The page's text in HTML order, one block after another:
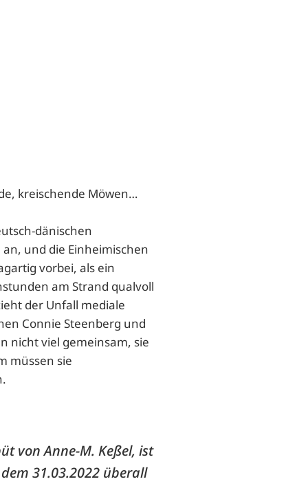
kreischende Möwen…
dänischen
und die Einheimischen
vorbei, als ein
am Strand qualvoll
der Unfall mediale
Connie Steenberg und
nicht viel gemeinsam, sie
müssen sie
von Anne-M. Keßel, ist
31.03.2022 überall